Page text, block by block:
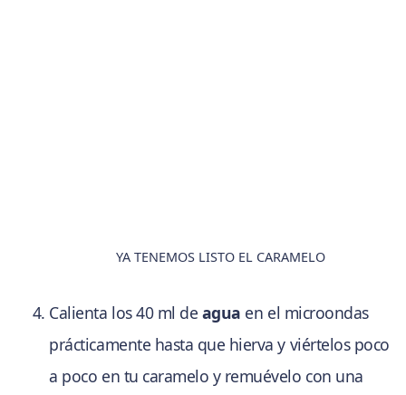
YA TENEMOS LISTO EL CARAMELO
Calienta los 40 ml de agua en el microondas
prácticamente hasta que hierva y viértelos poco
a poco en tu caramelo y remuévelo con una